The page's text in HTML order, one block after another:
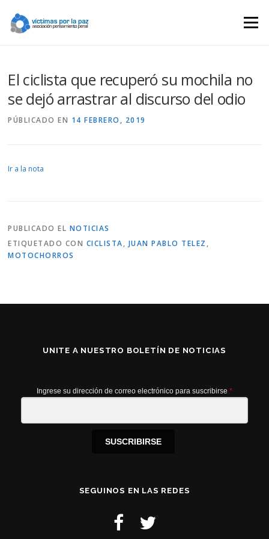
contenido
Menú
El ciclista que recuperó su mochila no
se dejó arrastrar al discurso del odio
PÚBLICADO EN 14 FEBRERO, 2019
Ir a la nota
PUBLICADO EL NOTICIAS
ETIQUETADO CON CICLISTA, JUAN PABLO TELEZ ,
MOTOCHORROS
UNITE A NUESTRO BOLETÍN DE NOTICIAS
Ingrese su dirección de correo electrónico para suscribirse *
SUSCRIBIRSE
SEGUINOS EN LAS REDES